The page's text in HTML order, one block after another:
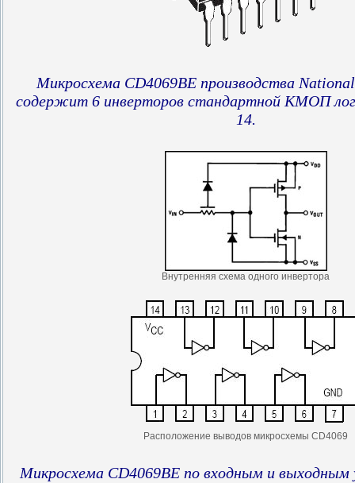
Микросхема CD4069BE производства
содержит 6 инверторов стандартной КМОП
14.
Внутренняя схема одного инвертора
Расположение выводов микросхемы CD4069
Микросхема CD4069BE по входным и выходным